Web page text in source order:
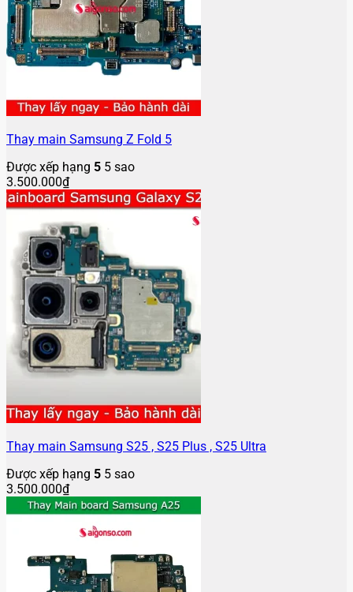
Thay main Samsung Z Fold 5
Được xếp hạng 5 5 sao
3.500.000₫
Thay main Samsung S25 , S25 Plus , S25 Ultra
Được xếp hạng 5 5 sao
3.500.000₫